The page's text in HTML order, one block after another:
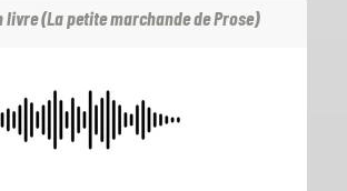
livre (La petite marchande de Prose)